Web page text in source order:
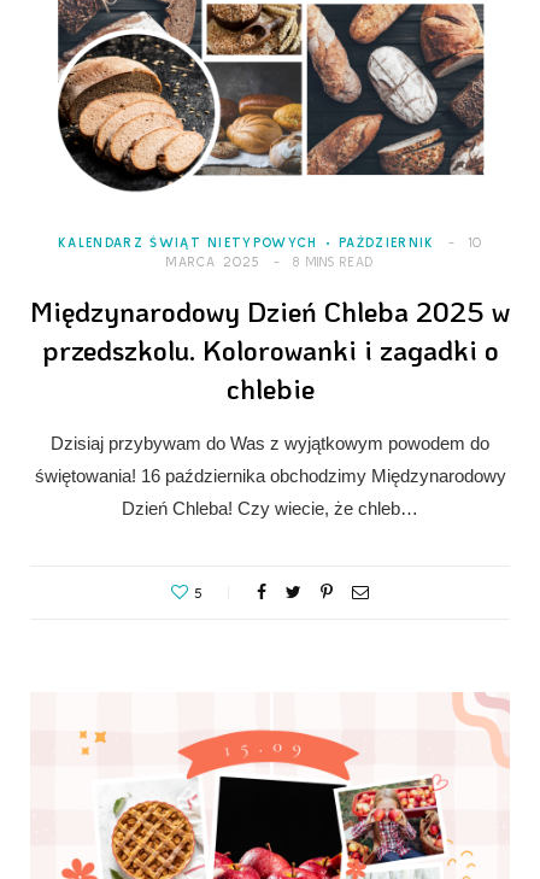
KALENDARZ ŚWIĄT NIETYPOWYCH PAŹDZIERNIK
10
MARCA 2025
8 MINS READ
Międzynarodowy Dzień Chleba 2025 w
przedszkolu. Kolorowanki i zagadki o
chlebie
Dzisiaj przybywam do Was z wyjątkowym powodem do
świętowania! 16 października obchodzimy Międzynarodowy
Dzień Chleba! Czy wiecie, że chleb…
5